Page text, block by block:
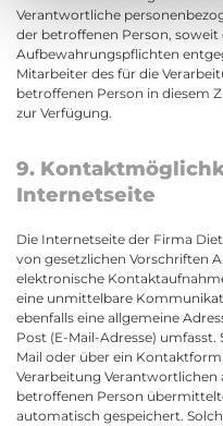
Verantwortliche
der betroffenen Person, soweit
Aufbewahrungspflichten
Mitarbeiter des für die
betroffenen Person in diesem
zur Verfügung.
9.
Internetseite
Die Internetseite der Firma
von gesetzlichen Vorschriften
elektronische
eine unmittelbare
ebenfalls eine allgemeine
Post (E-Mail-Adresse)
Mail oder über ein
Verarbeitung
betroffenen Person
automatisch gespeichert.